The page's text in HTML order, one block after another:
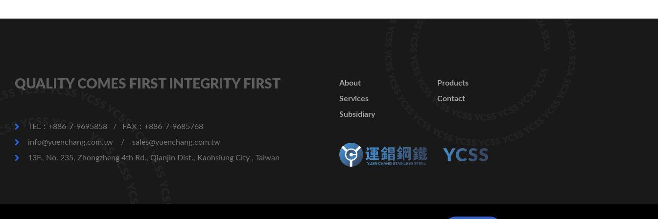
QUALITY COMES FIRST INTEGRITY FIRST
TEL：+886-7-9695858 /
FAX：+886-7-9685768
info@yuenchang.com.tw
/
sales@yuenchang.com.tw
13F., No. 235, Zhongzheng 4th Rd., Qianjin Dist., Kaohsiung City , Taiwan
About
Products
Services
Contact
Subsidiary